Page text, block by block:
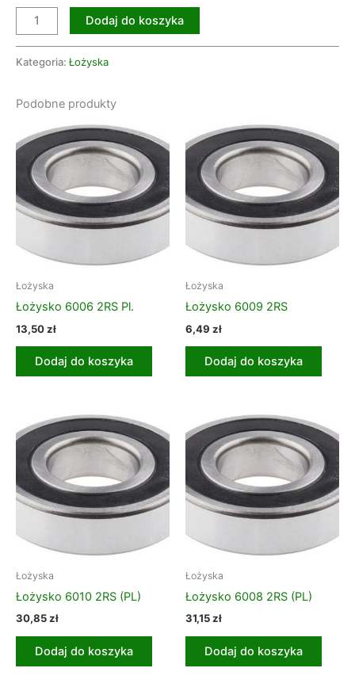
Dodaj do koszyka
Kategoria: Łożyska
Podobne produkty
Łożyska
Łożysko 6006 2RS Pl.
13,50zł
Dodaj do koszyka
Łożyska
Łożysko 6009 2RS
6,49 zł
Dodaj do koszyka
Łożyska
Łożysko 6010 2RS (PL)
30,85zł
Dodaj do koszyka
Łożyska
Łożysko 6008 2RS (PL)
31,15zł
Dodaj do koszyka